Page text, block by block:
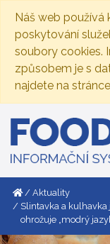
Náš web používá
poskytování
soubory cookies.
způsobem je s
najdete na stránce
Aktuality
Slintavka a kulhavka
ohrožuje „modrý